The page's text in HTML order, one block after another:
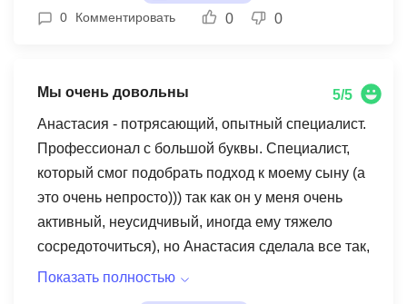
0 Комментировать 0 0
Мы очень довольны
5/5
Анастасия - потрясающий, опытный специалист.
Профессионал с большой буквы. Специалист,
который смог подобрать подход к моему сыну (а
это очень непросто))) так как он у меня очень
активный, неусидчивый, иногда ему тяжело
сосредоточиться), но Анастасия сделала все так,
что у Вани горели глаза, он очень активно
Показать полностью